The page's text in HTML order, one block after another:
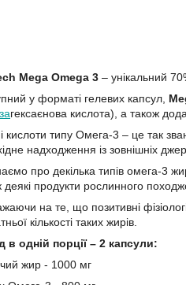
Mega Omega 3 – унікальний
у форматі гелевих капсул,
гексаєнова кислота), а також
кислоти типу Омега-3 – це так
надходження із зовнішніх
про декілька типів омега-3
деякі продукти рослинного
на те, що позитивні
кількості таких жирів.
в одній порції – 2 капсули:
жир - 1000 мг